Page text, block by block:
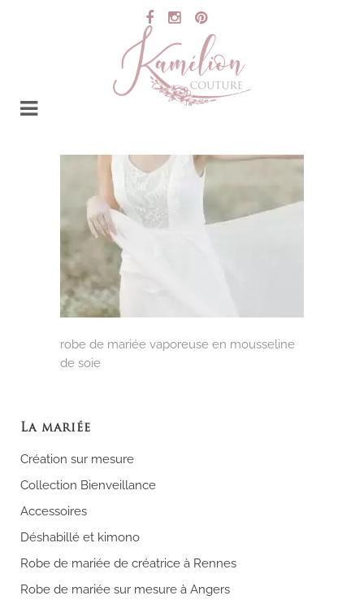
robe de mariée vaporeuse en mousseline
de soie
La mariée
Création sur mesure
Collection Bienveillance
Accessoires
Déshabillé et kimono
Robe de mariée de créatrice à Rennes
Robe de mariée sur mesure à Angers